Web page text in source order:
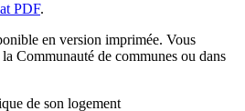
PDF.
en version imprimée. Vous
Communauté de communes ou dans
de son logement